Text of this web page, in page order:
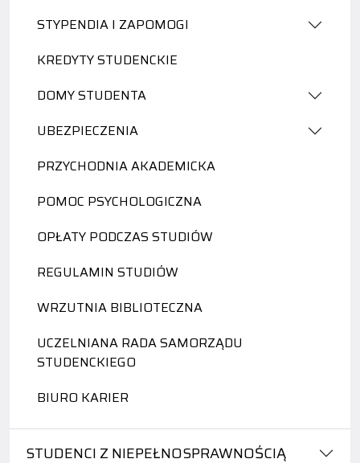
STYPENDIA I ZAPOMOGI
KREDYTY STUDENCKIE
DOMY STUDENTA
UBEZPIECZENIA
PRZYCHODNIA AKADEMICKA
POMOC PSYCHOLOGICZNA
OPŁATY PODCZAS STUDIÓW
REGULAMIN STUDIÓW
WRZUTNIA BIBLIOTECZNA
UCZELNIANA RADA SAMORZĄDU
STUDENCKIEGO
BIURO KARIER
STUDENCI Z NIEPEŁNOSPRAWNOŚCIĄ